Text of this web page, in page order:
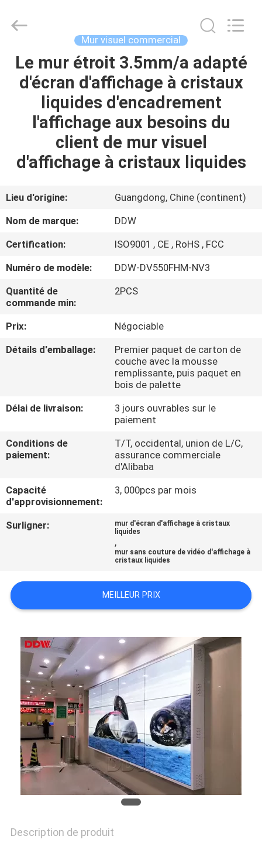
MAISON
PRODUITS
SUJET
NOUS
D'USINE
CONTRÔLE
DE
QUALITÉ
DEMANDEZ
UNE
CITATION
PLAN
SITE
PRIVACY
POLICY
Ltd..
Developed
Mur visuel commercial
Le mur étroit 3.5mm/a adapté
d'écran d'affichage à cristaux
liquides d'encadrement
l'affichage aux besoins du
client de mur visuel
d'affichage à cristaux liquides
Lieu d'origine:
Guangdong, Chine (continent)
Nom de marque:
DDW
Certification:
ISO9001 , CE , RoHS , FCC
Numéro de modèle:
DDW-DV550FHM-NV3
Quantité de
commande min:
2PCS
Prix:
Négociable
Détails d'emballage:
Premier paquet de carton de
couche avec la mousse
remplissante, puis paquet en
bois de palette
Délai de livraison:
3 jours ouvrables sur le
paiement
Conditions de
paiement:
T/T, occidental, union de L/C,
assurance commerciale
d'Alibaba
Capacité
d'approvisionnement:
3, 000pcs par mois
Surligner:
mur d'écran d'affichage à cristaux
liquides
,
mur sans couture de vidéo d'affichage à
cristaux liquides
MEILLEUR PRIX
Description de produit